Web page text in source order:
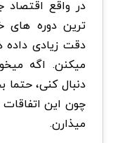
در واقع اقتصاد
ترین دوره های
دقت زیادی داده
میکنن. اگه
دنبال کنی،
چون این اتفاقات
میذارن.